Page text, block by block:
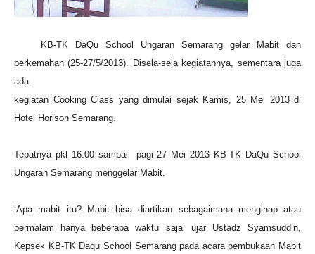
KB-TK DaQu School Ungaran Semarang gelar Mabit dan
perkemahan (25-27/5/2013). Disela-sela kegiatannya, sementara juga
ada
kegiatan Cooking Class yang dimulai sejak Kamis, 25 Mei 2013 di
Hotel Horison Semarang.
Tepatnya pkl 16.00 sampai pagi 27 Mei 2013 KB-TK DaQu School
Ungaran Semarang menggelar Mabit.
‘Apa mabit itu? Mabit bisa diartikan sebagaimana menginap atau
bermalam hanya beberapa waktu saja’ ujar Ustadz Syamsuddin,
Kepsek KB-TK Daqu School Semarang pada acara pembukaan Mabit